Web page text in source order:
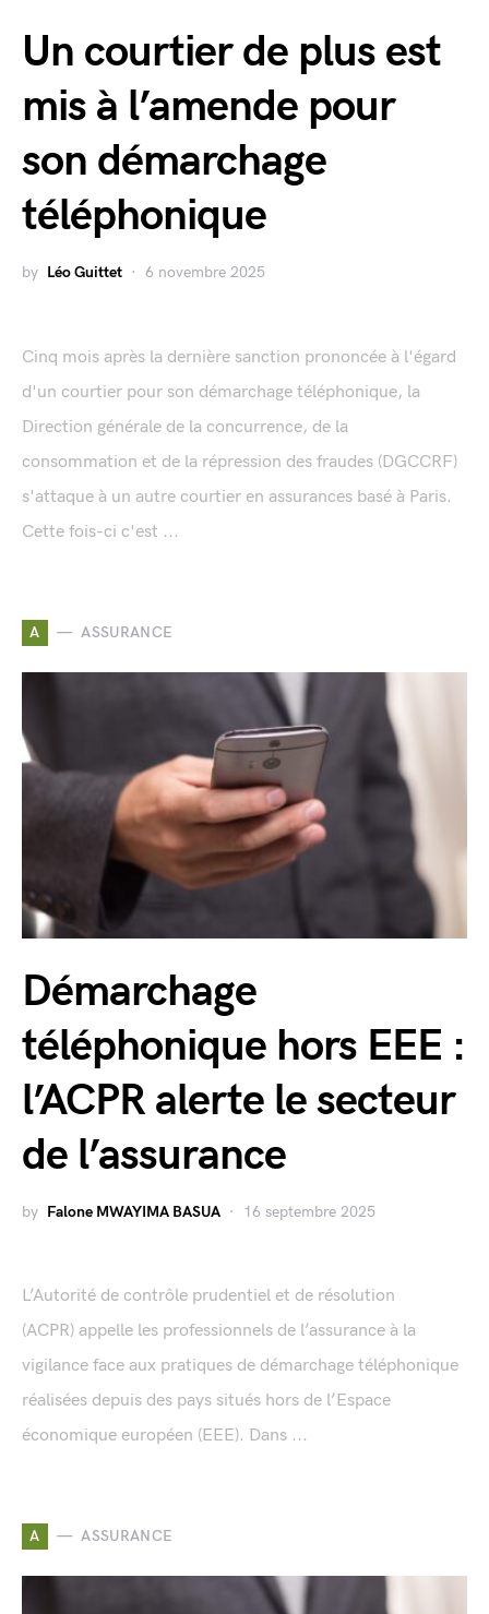
Un courtier de plus est
mis à l’amende pour
son démarchage
téléphonique
by Léo Guittet 6 novembre 2025
Cinq mois après la dernière sanction prononcée à l'égard
d'un courtier pour son démarchage téléphonique, la
Direction générale de la concurrence, de la
consommation et de la répression des fraudes (DGCCRF)
s'attaque à un autre courtier en assurances basé à Paris.
Cette fois-ci c'est ...
A ASSURANCE
Démarchage
téléphonique hors EEE :
l’ACPR alerte le secteur
de l’assurance
by Falone MWAYIMA BASUA 16 septembre 2025
L’Autorité de contrôle prudentiel et de résolution
(ACPR) appelle les professionnels de l’assurance à la
vigilance face aux pratiques de démarchage téléphonique
réalisées depuis des pays situés hors de l’Espace
économique européen (EEE). Dans ...
A ASSURANCE